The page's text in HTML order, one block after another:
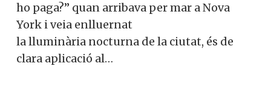
ho paga?” quan arribava per mar a Nova
York i veia enlluernat
la lluminària nocturna de la ciutat, és de
clara aplicació al…